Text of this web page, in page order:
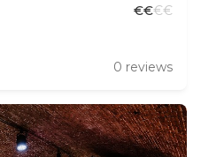
€€€€
0 reviews